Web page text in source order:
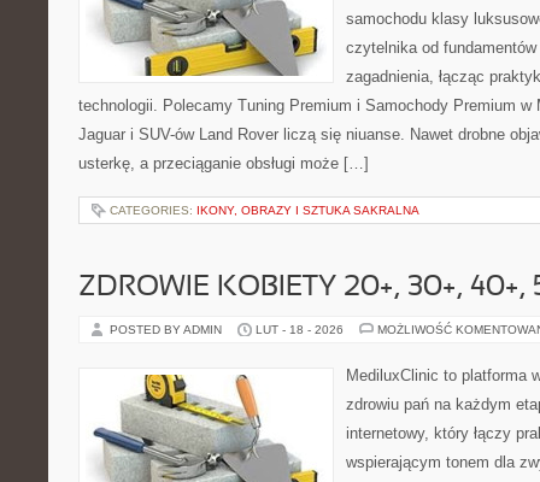
samochodu klasy
czytelnika od
zagadnienia, łącząc
technologii. Polecamy Tuning Premium i Samochody Premium w
Jaguar i SUV-ów Land Rover liczą się niuanse. Nawet drobne
usterkę, a przeciąganie obsługi może […]
CATEGORIES: IKONY, OBRAZY I SZTUKA SAKRALNA
ZDROWIE KOBIETY 20+, 30+, 40+,
POSTED BY ADMIN LUT - 18 - 2026 MOŻLIWOŚĆ
MediluxClinic to platforma
zdrowiu pań na każdym
internetowy, który łączy
wspierającym tonem dla